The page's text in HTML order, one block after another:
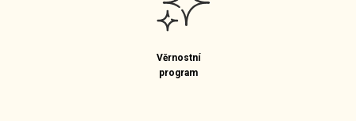
Věrnostní
program